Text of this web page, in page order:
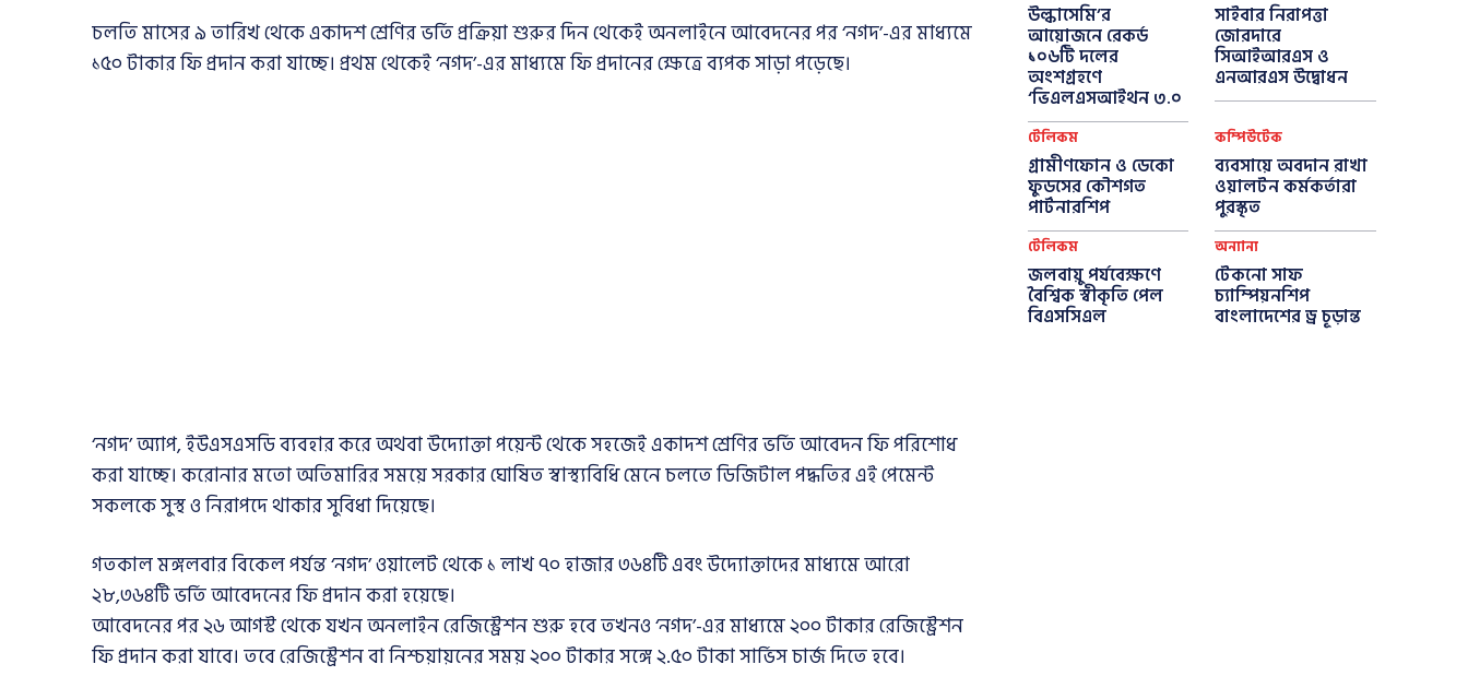
চলতি মাসের ৯ তারিখ থেকে একাদশ শ্রেণির ভর্তি প্রক্রিয়া শুরুর দিন থেকেই অনলাইনে আবেদনের পর ‘নগদ’-এর মাধ্যমে
১৫০ টাকার ফি প্রদান করা যাচ্ছে। প্রথম থেকেই ‘নগদ’-এর মাধ্যমে ফি প্রদানের ক্ষেত্রে ব্যপক সাড়া পড়েছে।
‘নগদ’ অ্যাপ, ইউএসএসডি ব্যবহার করে অথবা উদ্যোক্তা পয়েন্ট থেকে সহজেই একাদশ শ্রেণির ভর্তি আবেদন ফি পরিশোধ
করা যাচ্ছে। করোনার মতো অতিমারির সময়ে সরকার ঘোষিত স্বাস্থ্যবিধি মেনে চলতে ডিজিটাল পদ্ধতির এই পেমেন্ট
সকলকে সুস্থ ও নিরাপদে থাকার সুবিধা দিয়েছে।
গতকাল মঙ্গলবার বিকেল পর্যন্ত ‘নগদ’ ওয়ালেট থেকে ১ লাখ ৭০ হাজার ৩৬৪টি এবং উদ্যোক্তাদের মাধ্যমে আরো
২৮,৩৬৪টি ভর্তি আবেদনের ফি প্রদান করা হয়েছে।
আবেদনের পর ২৬ আগস্ট থেকে যখন অনলাইন রেজিস্ট্রেশন শুরু হবে তখনও ‘নগদ’-এর মাধ্যমে ২০০ টাকার রেজিস্ট্রেশন
ফি প্রদান করা যাবে। তবে রেজিস্ট্রেশন বা নিশ্চয়ায়নের সময় ২০০ টাকার সঙ্গে ২.৫০ টাকা সার্ভিস চার্জ দিতে হবে।
উল্কাসেমি’র
আয়োজনে রেকর্ড
১০৬টি দলের
অংশগ্রহণে
‘ভিএলএসআইথন ৩.০
সাইবার নিরাপত্তা
জোরদারে
সিআইআরএস ও
এনআরএস উদ্বোধন
টেলিকম
গ্রামীণফোন ও ডেকো
ফুডসের কৌশগত
পার্টনারশিপ
কম্পিউটেক
ব্যবসায়ে অবদান রাখা
ওয়ালটন কর্মকর্তারা
পুরস্কৃত
টেলিকম
জলবায়ু পর্যবেক্ষণে
বৈশ্বিক স্বীকৃতি পেল
বিএসসিএল
অন্যান্য
টেকনো সাফ
চ্যাম্পিয়নশিপ
বাংলাদেশের ড্র চূড়ান্ত